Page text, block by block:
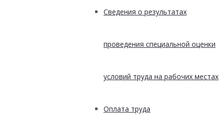
Сведения о результатах
проведения специальной оценки
условий труда на рабочих местах
Оплата труда